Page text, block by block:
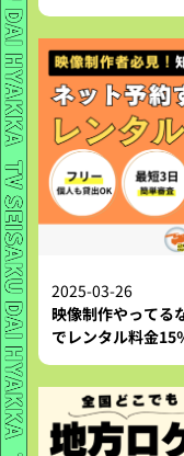
2025-03-26
映像制作やってる
でレンタル料金15